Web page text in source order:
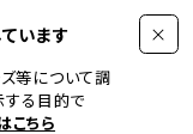
います
等について調
る目的で
こちら